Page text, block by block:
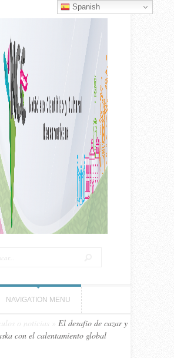
NAVIGATION MENU
o noticias
El desafío de cazar y
con el calentamiento global
Spanish